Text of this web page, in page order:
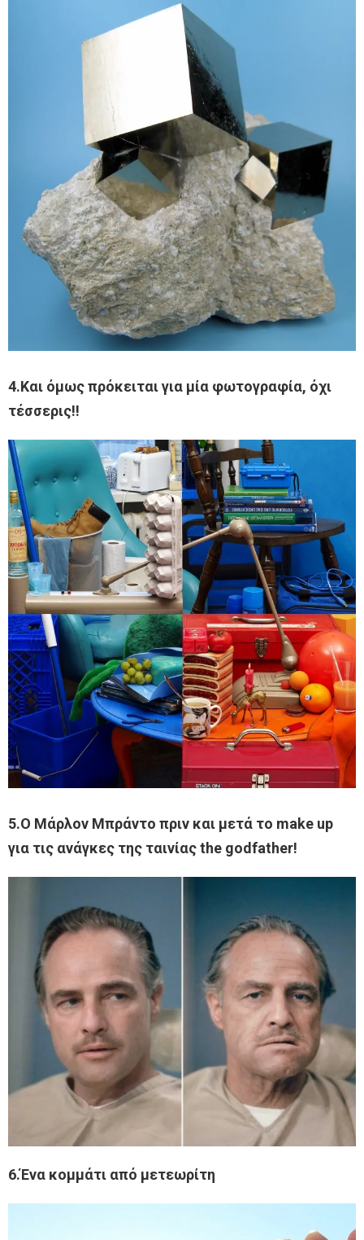
4.Και όμως πρόκειται για μία φωτογραφία, όχι
τέσσερις!!
5.Ο Μάρλον Μπράντο πριν και μετά το make up
για τις ανάγκες της ταινίας the godfather!
6.Ένα κομμάτι από μετεωρίτη